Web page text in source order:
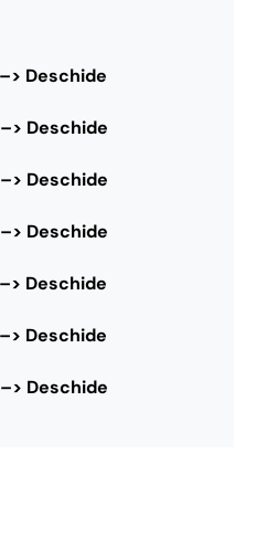
Deschide
Deschide
Deschide
Deschide
Deschide
Deschide
Deschide